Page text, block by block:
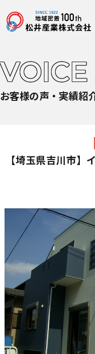
VOICE
お客様の声・実績紹
【埼玉県吉川市】